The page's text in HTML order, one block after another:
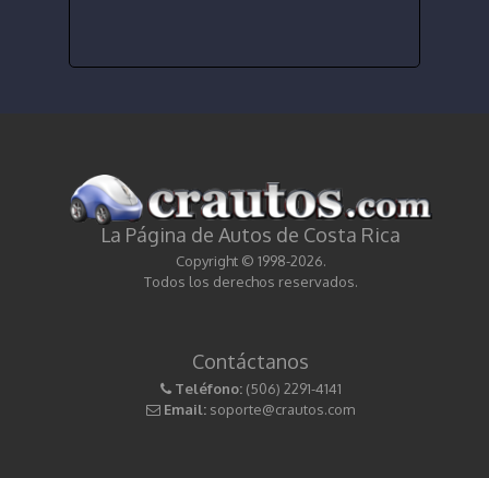
La Página de Autos de Costa Rica
Copyright © 1998-2026.
Todos los derechos reservados.
Contáctanos
Teléfono: (506) 2291-4141
Email: soporte@crautos.com